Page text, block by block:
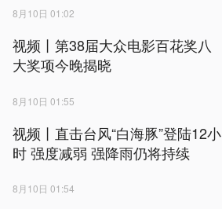
8月10日 01:02
视频丨第38届大众电影百花奖八
大奖项今晚揭晓
8月10日 01:55
视频丨直击台风“白海豚”登陆12小
时 强度减弱 强降雨仍将持续
8月10日 01:54